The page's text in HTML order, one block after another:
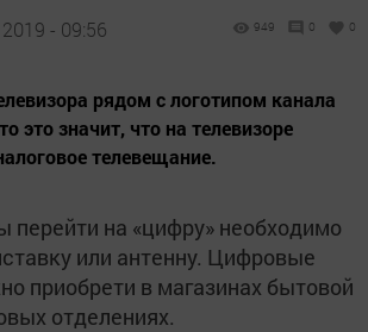
- 09:56 949 0 0
рядом с логотипом канала
это значит, что на телевизоре
телевещание.
перейти на «цифру» необходимо
или антенну. Цифровые
приобрети в магазинах бытовой
отделениях.